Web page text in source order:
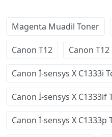
Magenta Muadil Toner
Canon T12 Canon
Canon İ-sensys X C1333i
Canon İ-sensys X C1333if
Canon İ-sensys X C1333p